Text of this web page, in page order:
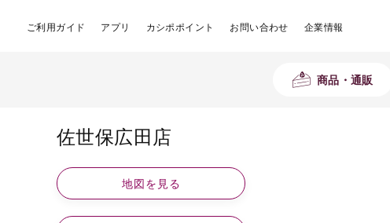
ご利用ガイド アプリ カシポポイント お問い合わせ 企業情報
商品・通販
佐世保広田店
地図を見る